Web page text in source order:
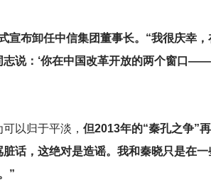
宣布卸任中信集团董事长。“我很庆幸
说：‘你在中国改革开放的两个窗口
以归于平淡， 但2013年的“秦孔之争”
脏话，这绝对是造谣。我和秦晓只是在
”